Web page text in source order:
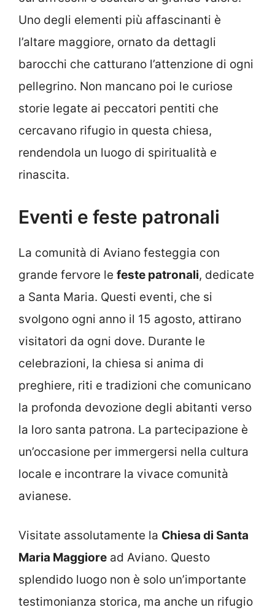
Uno degli elementi più affascinanti è
l’altare maggiore, ornato da dettagli
barocchi che catturano l’attenzione di ogni
pellegrino. Non mancano poi le curiose
storie legate ai peccatori pentiti che
cercavano rifugio in questa chiesa,
rendendola un luogo di spiritualità e
rinascita.
Eventi e feste patronali
La comunità di Aviano festeggia con
grande fervore le feste patronali, dedicate
a Santa Maria. Questi eventi, che si
svolgono ogni anno il 15 agosto, attirano
visitatori da ogni dove. Durante le
celebrazioni, la chiesa si anima di
preghiere, riti e tradizioni che comunicano
la profonda devozione degli abitanti verso
la loro santa patrona. La partecipazione è
un’occasione per immergersi nella cultura
locale e incontrare la vivace comunità
avianese.
Visitate assolutamente la Chiesa di Santa
Maria Maggiore ad Aviano. Questo
splendido luogo non è solo un’importante
testimonianza storica, ma anche un rifugio